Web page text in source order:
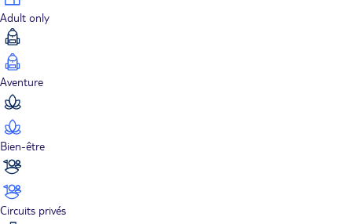
Adult only
Aventure
Bien-être
Circuits privés